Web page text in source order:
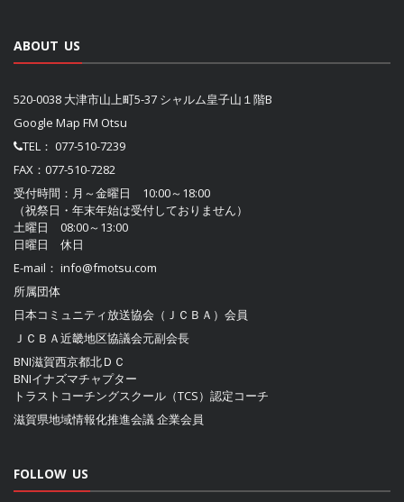
ABOUT US
520-0038 大津市山上町5-37 シャルム皇子山１階B
Google Map FM Otsu
TEL： 077-510-7239
FAX：077-510-7282
受付時間：月～金曜日 10:00～18:00
（祝祭日・年末年始は受付しておりません）
土曜日 08:00～13:00
日曜日 休日
E-mail： info@fmotsu.com
所属団体
日本コミュニティ放送協会（ＪＣＢＡ） 会員
ＪＣＢＡ近畿地区協議会元副会長
BNI滋賀西京都北ＤＣ
BNIイナズマチャプター
トラストコーチングスクール（TCS）認定コーチ
滋賀県地域情報化推進会議企業会員
FOLLOW US